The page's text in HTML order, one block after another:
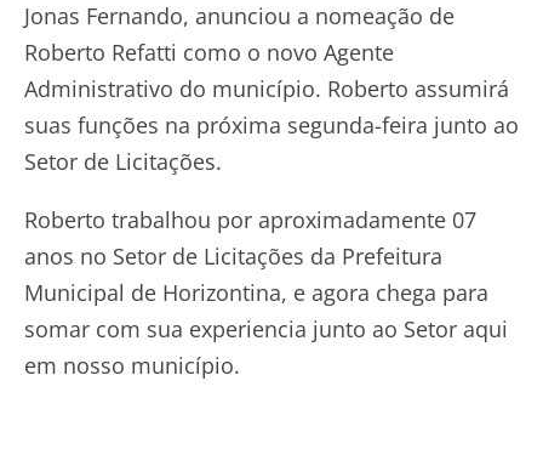
Jonas Fernando, anunciou a nomeação de
Roberto Refatti como o novo Agente
Administrativo do município. Roberto assumirá
suas funções na próxima segunda-feira junto ao
Setor de Licitações.
Roberto trabalhou por aproximadamente 07
anos no Setor de Licitações da Prefeitura
Municipal de Horizontina, e agora chega para
somar com sua experiencia junto ao Setor aqui
em nosso município.